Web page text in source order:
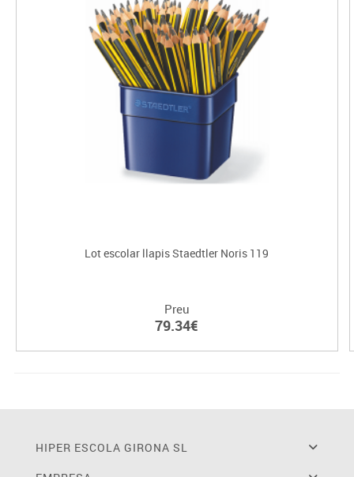
Lot escolar llapis Staedtler Noris 119
Preu
79.34€
HIPER ESCOLA GIRONA SL